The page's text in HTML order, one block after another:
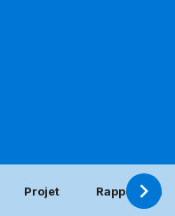
Projet Rapport